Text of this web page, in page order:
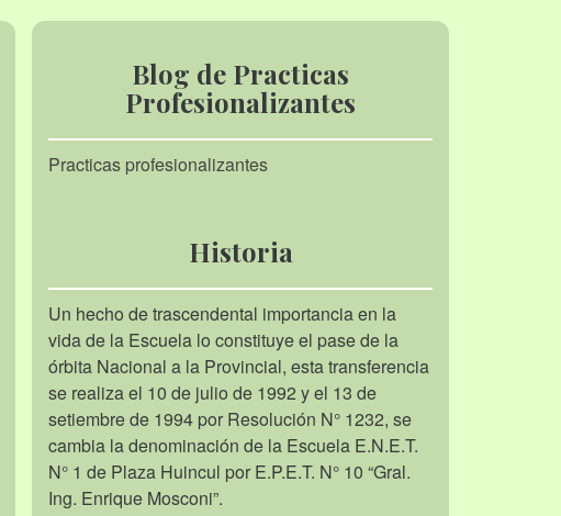
Blog de Practicas
Profesionalizantes
Practicas profesionalizantes
Historia
Un hecho de trascendental importancia en la
vida de la Escuela lo constituye el pase de la
órbita Nacional a la Provincial, esta transferencia
se realiza el 10 de julio de 1992 y el 13 de
setiembre de 1994 por Resolución N° 1232, se
cambia la denominación de la Escuela E.N.E.T.
N° 1 de Plaza Huincul por E.P.E.T. N° 10 “Gral.
Ing. Enrique Mosconi”.